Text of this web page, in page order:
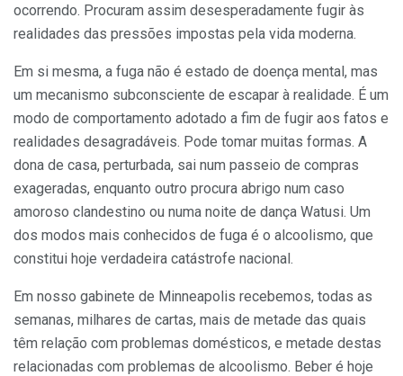
ocorrendo. Procuram assim desesperadamente fugir às
realidades das pressões impostas pela vida moderna.
Em si mesma, a fuga não é estado de doença mental, mas
um mecanismo subconsciente de escapar à realidade. É um
modo de comportamento adotado a fim de fugir aos fatos e
realidades desagradáveis. Pode tomar muitas formas. A
dona de casa, perturbada, sai num passeio de compras
exageradas, enquanto outro procura abrigo num caso
amoroso clandestino ou numa noite de dança Watusi. Um
dos modos mais conhecidos de fuga é o alcoolismo, que
constitui hoje verdadeira catástrofe nacional.
Em nosso gabinete de Minneapolis recebemos, todas as
semanas, milhares de cartas, mais de metade das quais
têm relação com problemas domésticos, e metade destas
relacionadas com problemas de alcoolismo. Beber é hoje